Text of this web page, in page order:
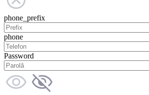
phone_prefix
phone
Password